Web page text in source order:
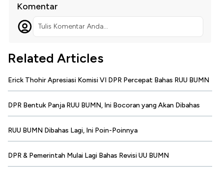
Komentar
Tulis Komentar Anda...
Related Articles
Erick Thohir Apresiasi Komisi VI DPR Percepat Bahas RUU BUMN
DPR Bentuk Panja RUU BUMN, Ini Bocoran yang Akan Dibahas
RUU BUMN Dibahas Lagi, Ini Poin-Poinnya
DPR & Pemerintah Mulai Lagi Bahas Revisi UU BUMN